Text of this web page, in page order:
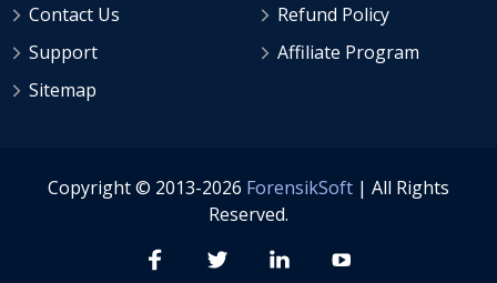
Contact Us
Support
Sitemap
Refund Policy
Affiliate Program
Copyright © 2013-2026 ForensikSoft | All Rights
Reserved.